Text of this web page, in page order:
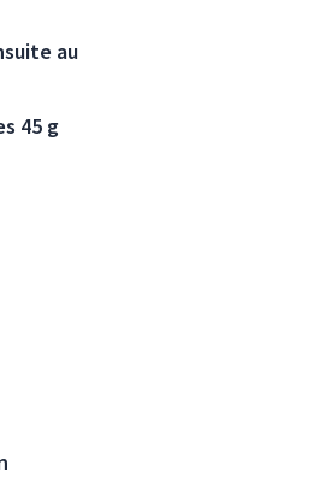
au
45 g